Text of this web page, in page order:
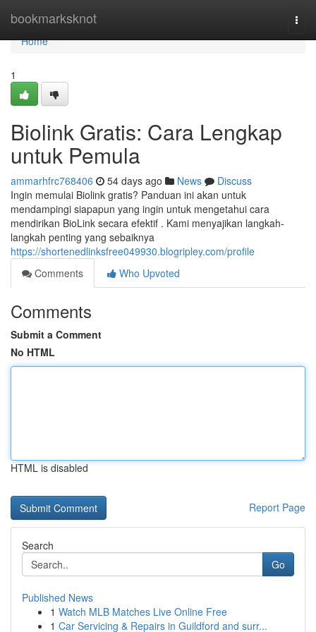
bookmarksknot
Home
Home
1
Biolink Gratis: Cara Lengkap
untuk Pemula
ammarhfrc768406 54 days ago News
Discuss
Ingin memulai Biolink gratis? Panduan ini akan untuk
mendampingi siapapun yang ingin untuk mengetahui cara
mendirikan BioLink secara efektif . Kami menyajikan langkah-
langkah penting yang sebaiknya
https://shortenedlinksfree049930.blogripley.com/profile
Comments
Who Upvoted
Comments
Submit a Comment
No HTML
HTML is disabled
Report Page
Search
Go
Published News
1 Watch MLB Matches Live Online Free
1 Car Servicing & Repairs in Guildford and surr...